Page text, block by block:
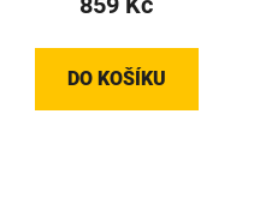
DO KOŠÍKU